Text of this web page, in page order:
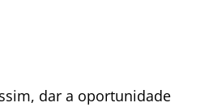
dar a oportunidade